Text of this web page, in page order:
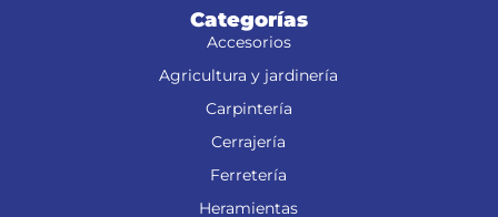
Categorías
Accesorios
Agricultura y jardinería
Carpintería
Cerrajería
Ferretería
Heramientas